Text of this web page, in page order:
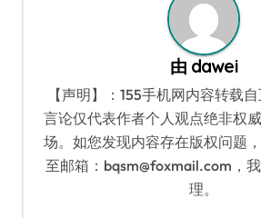
由 dawei
【声明】：155手机网内容转载
言论仅代表作者个人观点绝非权
场。如您发现内容存在版权问题
至邮箱：bqsm@foxmail.com，
理。